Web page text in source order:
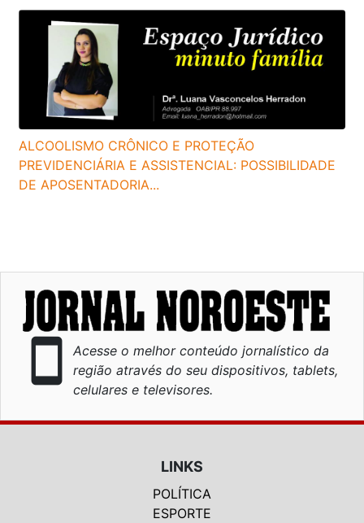
ALCOOLISMO CRÔNICO E PROTEÇÃO
PREVIDENCIÁRIA E ASSISTENCIAL: POSSIBILIDADE
DE APOSENTADORIA...
smartphone
Acesse o melhor conteúdo jornalístico da
região através do seu dispositivos, tablets,
celulares e televisores.
LINKS
POLÍTICA
ESPORTE